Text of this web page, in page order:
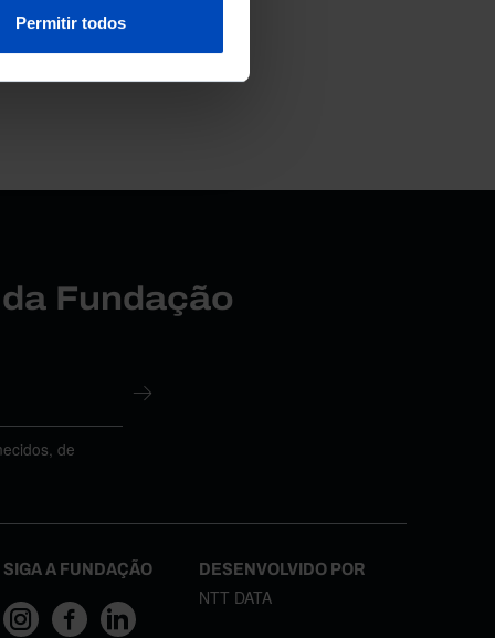
Permitir todos
Fundação
de
SIGA A FUNDAÇÃO DESENVOLVIDO POR
NTT DATA